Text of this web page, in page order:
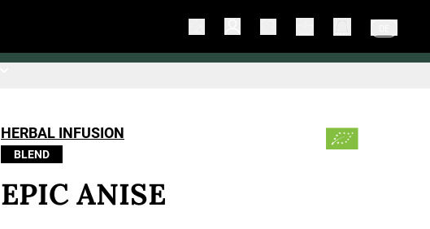
HERBAL INFUSION
BLEND
EPIC ANISE